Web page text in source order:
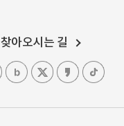
찾아오시는 길